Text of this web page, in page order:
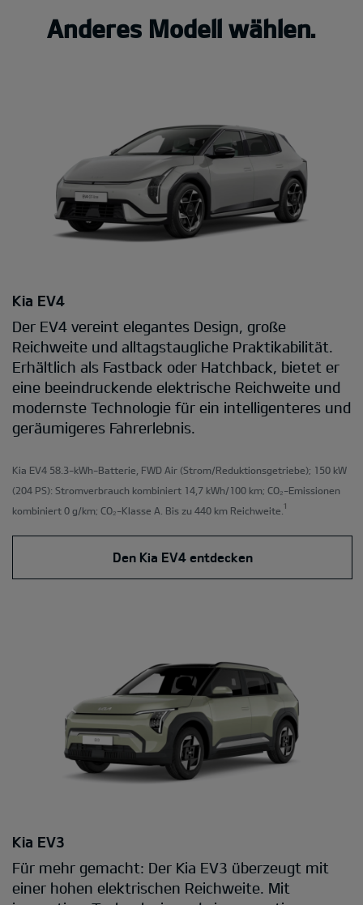
Anderes Modell wählen.
Kia EV4
Der EV4 vereint elegantes Design, große
Reichweite und alltagstaugliche Praktikabilität.
Erhältlich als Fastback oder Hatchback, bietet er
eine beeindruckende elektrische Reichweite und
modernste Technologie für ein intelligenteres und
geräumigeres Fahrerlebnis.
Kia EV4 58.3-kWh-Batterie, FWD Air (Strom/Reduktionsgetriebe); 150 kW
(204 PS): Stromverbrauch kombiniert 14,7 kWh/100 km; CO₂-Emissionen
kombiniert 0 g/km; CO₂-Klasse A. Bis zu 440 km Reichweite. ¹
Den Kia EV4 entdecken
Kia EV3
Für mehr gemacht: Der Kia EV3 überzeugt mit
einer hohen elektrischen Reichweite. Mit